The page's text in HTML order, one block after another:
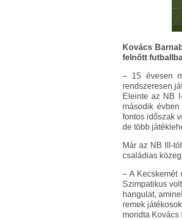
Kovács
felnőtt
– 15 évesen
rendszeresen
Eleinte az NB
második
fontos időszak
de több
Már az NB III-
családias
– A Kecskemét
Szimpatikus
hangulat,
remek
mondta Kovács